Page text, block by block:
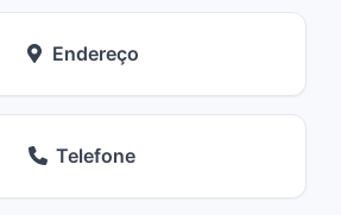
Endereço
Telefone